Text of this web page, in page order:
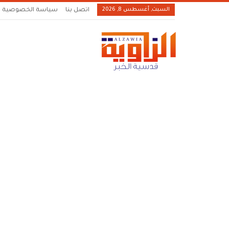
السبت, أغسطس 8, 2026 اتصل بنا سياسة الخصوصية